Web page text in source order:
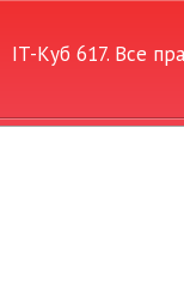
IT-Куб 617. Все